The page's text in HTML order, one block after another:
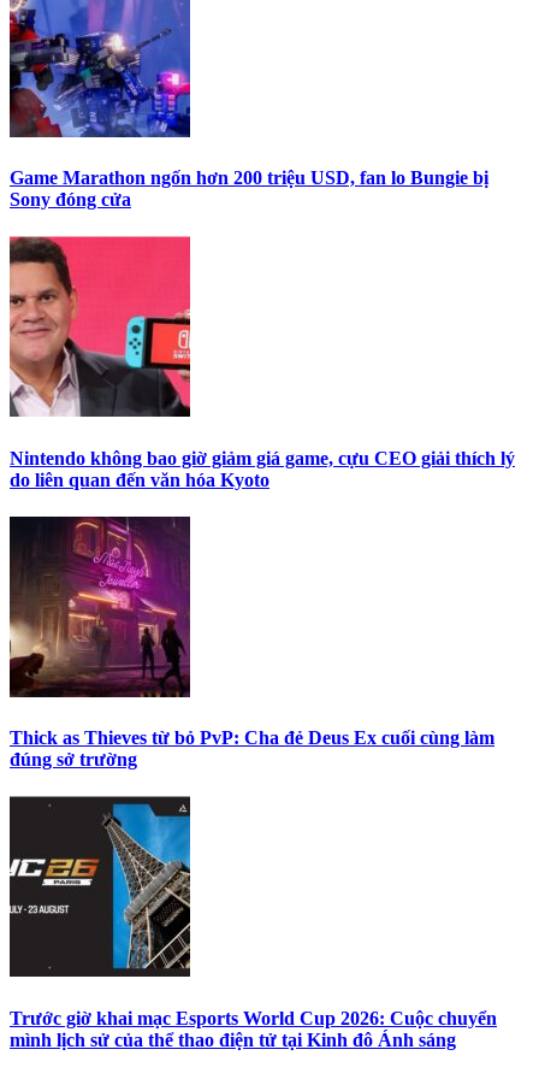
Game Marathon ngốn hơn 200 triệu USD, fan lo Bungie bị
Sony đóng cửa
Nintendo không bao giờ giảm giá game, cựu CEO giải thích lý
do liên quan đến văn hóa Kyoto
Thick as Thieves từ bỏ PvP: Cha đẻ Deus Ex cuối cùng làm
đúng sở trường
Trước giờ khai mạc Esports World Cup 2026: Cuộc chuyển
mình lịch sử của thể thao điện tử tại Kinh đô Ánh sáng